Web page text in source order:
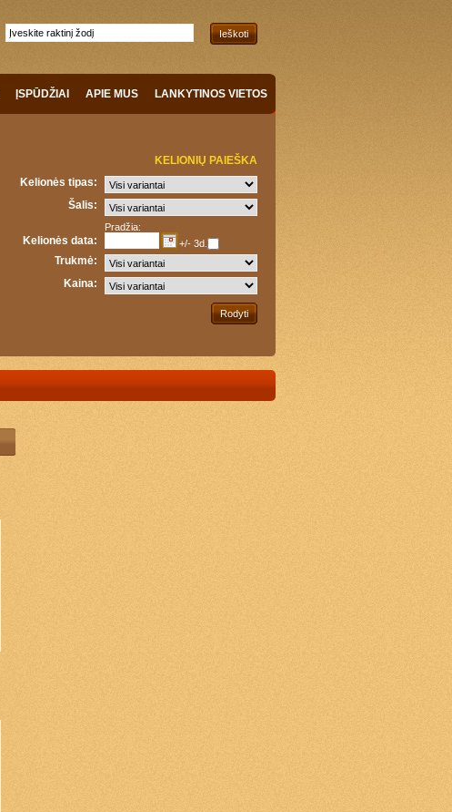
ĮSPŪDŽIAI APIE MUS LANKYTINOS VIETOS
KELIONIŲ PAIEŠKA
Kelionės tipas:
Šalis:
Kelionės data:
Pradžia:
+/- 3d.
Trukmė:
Kaina: